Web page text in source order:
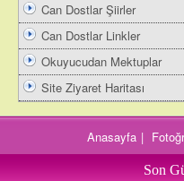
Can Dostlar Şiirler
Can Dostlar Linkler
Okuyucudan Mektuplar
Site Ziyaret Haritası
Anasayfa |
Son